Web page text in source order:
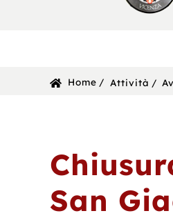
BIBLIOTECA
Sei Home Attività
San